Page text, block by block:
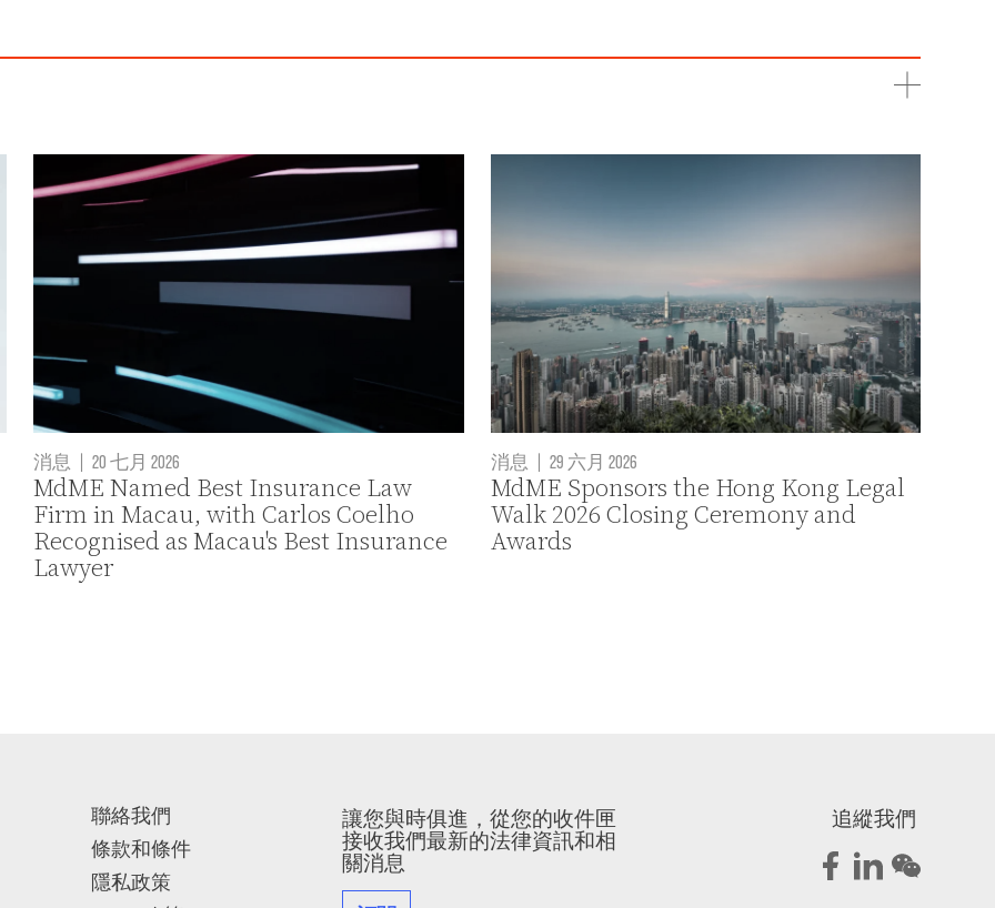
消息 | 20 七月 2026
MdME Named Best Insurance Law
Firm in Macau, with Carlos Coelho
Recognised as Macau's Best Insurance
Lawyer
消息 | 29 六月 2026
MdME Sponsors the Hong Kong Legal
Walk 2026 Closing Ceremony and
Awards
聯絡我們
條款和條件
隱私政策
讓您與時俱進，從您的收件匣
接收我們最新的法律資訊和相
關消息
追縱我們